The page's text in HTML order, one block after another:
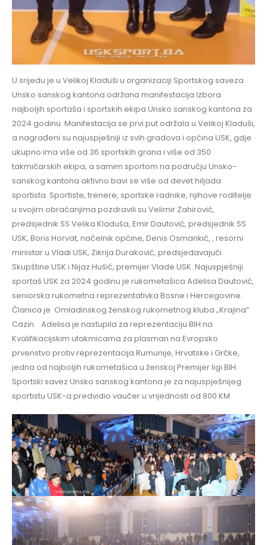
U srijedu je u Velikoj Kladuši u organizaciji Sportskog saveza
Unsko sanskog kantona održana manifestacija Izbora
najboljih sportaša i sportskih ekipa Unsko sanskog kantona za
2024 godinu. Manifestacija se prvi put održala u Velikoj Kladuši,
a nagrađeni su najuspješniji iz svih gradova i općina USK, gdje
ukupno ima više od 36 sportskih grana i više od 350
takmičarskih ekipa, a samim sportom na području Unsko-
sanskog kantona aktivno bavi se više od devet hiljada
sportista. Sportiste, trenere, sportske radnike, njihove roditelje
u svojim obraćanjima pozdravili su Velimir Zahirović,
predsjednik SS Velika Kladuša, Emir Dautović, predsjednik SS
USK, Boris Horvat, načelnik općine, Denis Osmankić, , resorni
ministar u Vladi USK, Zikrija Duraković, predsjedavajući
Skupštine USK i Nijaz Hušić, premijer Vlade USK. Najuspješniji
sportaš USK za 2024 godinu je rukometašica Adelisa Dautović,
seniorska rukometna reprezentativka Bosne i Hercegovine.
Članica je Omladinskog ženskog rukometnog kluba „Krajina“
Cazin. Adelisa je nastupila za reprezentaciju BIH na
Kvalifikacijskim utakmicama za plasman na Evropsko
prvenstvo protiv reprezentacija Rumunije, Hrvatske i Grčke,
jedna od najboljih rukometašica u ženskoj Premijer ligi BIH.
Sportski savez Unsko sanskog kantona je za najuspješnijeg
sportistu USK-a predvidio vaučer u vrijednosti od 800 KM